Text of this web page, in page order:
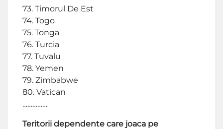
73. Timorul De Est
74. Togo
75. Tonga
76. Turcia
77. Tuvalu
78. Yemen
79. Zimbabwe
80. Vatican
……………
Teritorii dependente care joaca pe